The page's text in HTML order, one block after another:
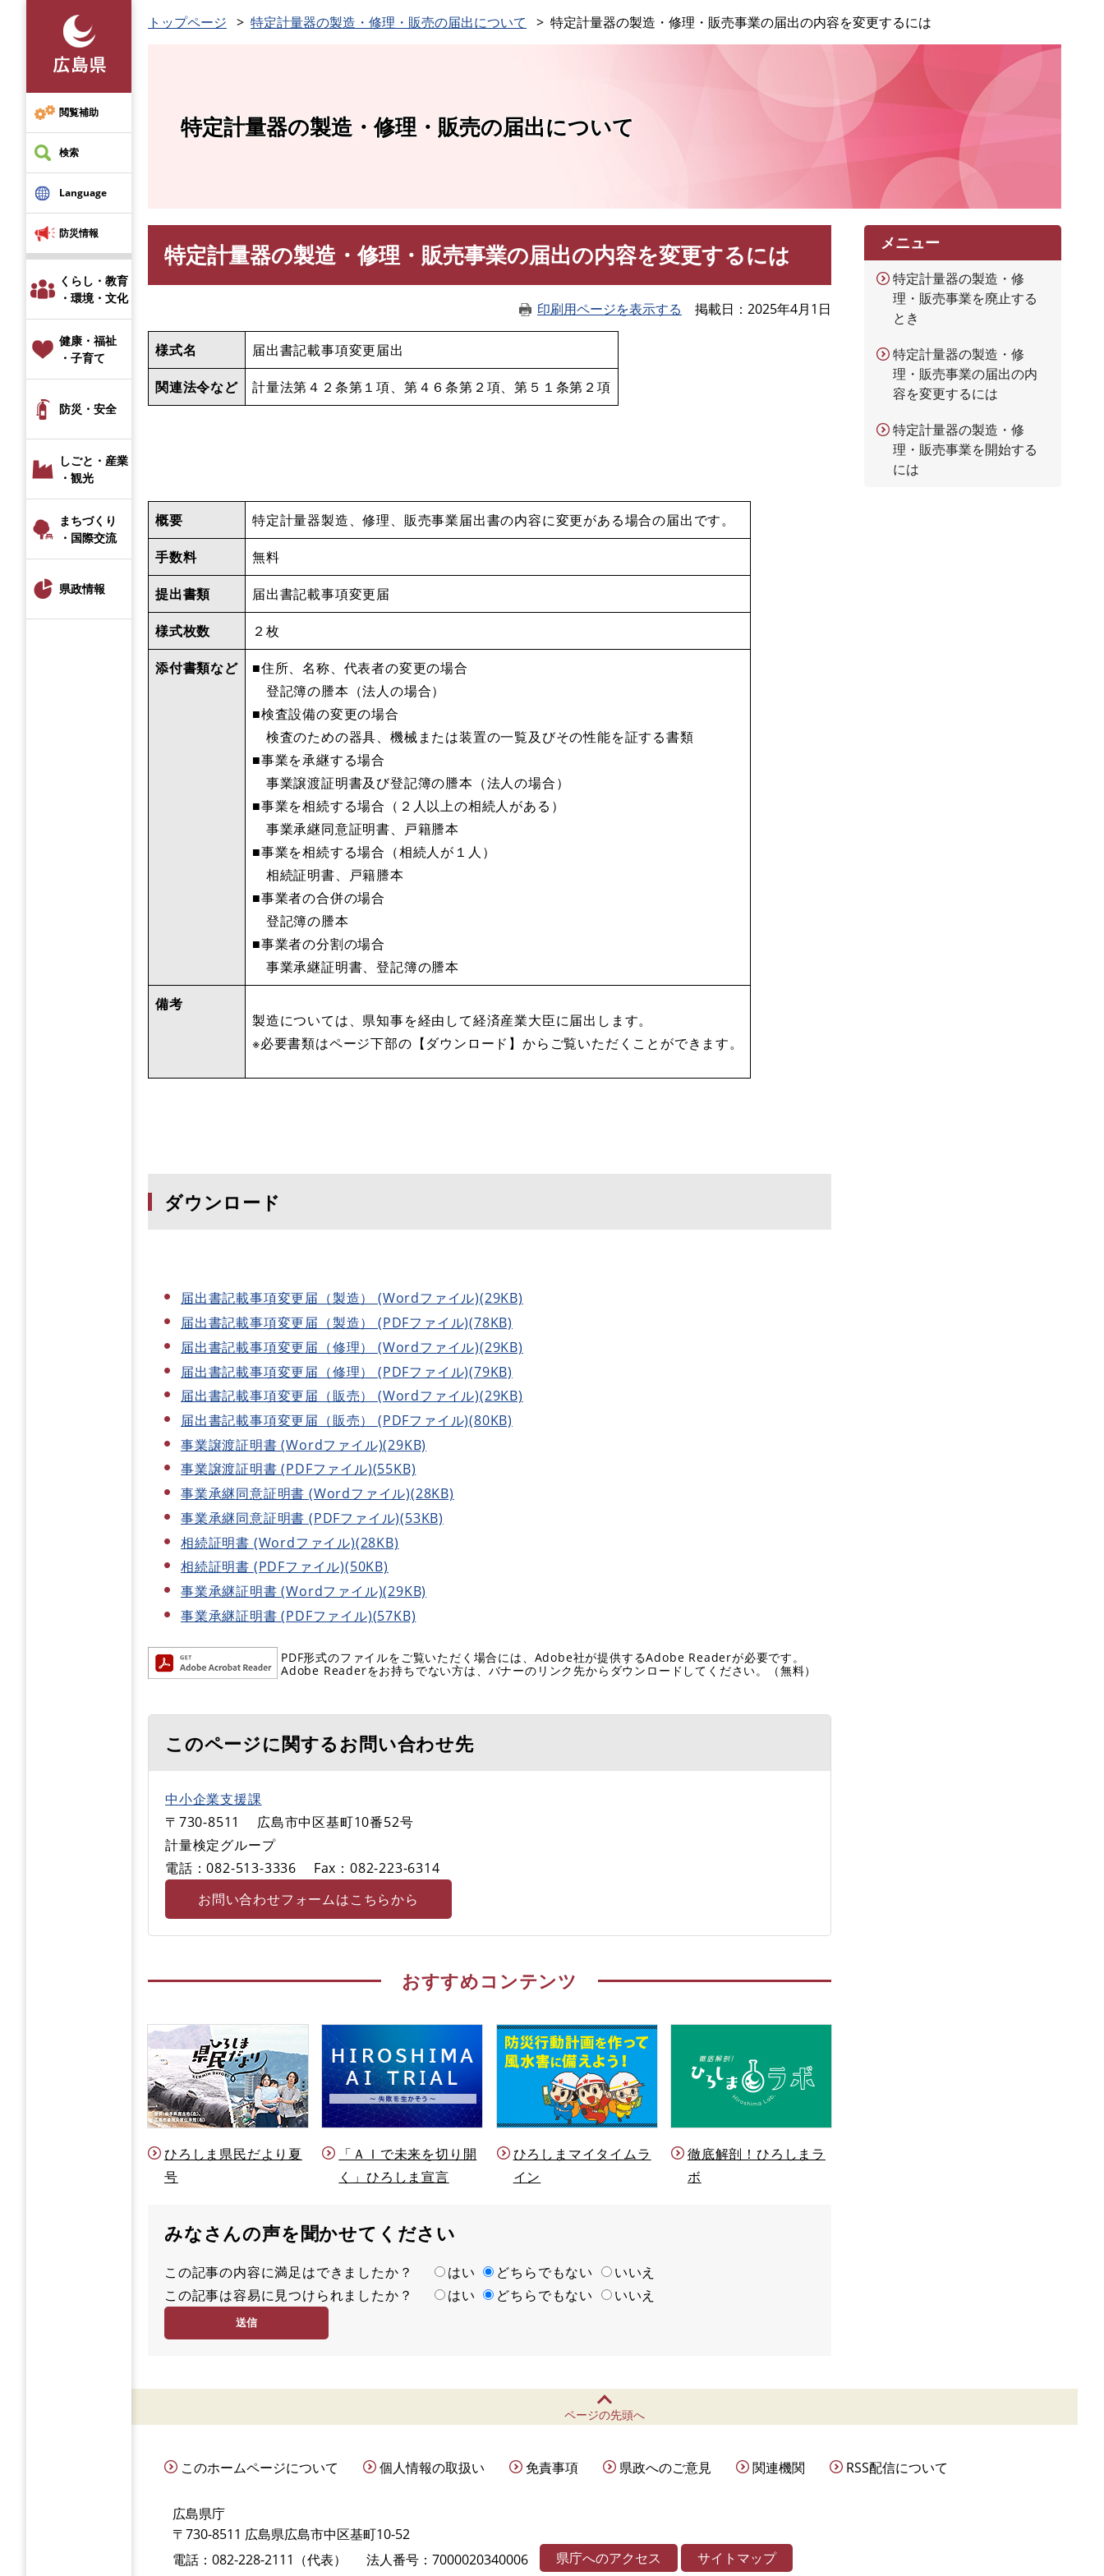
先
頭
で
す
閲覧補助
検索
Language
防災情報
くらし・教育
・環境・文化
健康・福祉
・子育て
防災・安全
しごと・産業
・観光
まちづくり
・国際交流
県政情報
トップページ 特定計量器の製造・修理・販売の届出について 特定計量器の製造・修理・販売事業の届出の内容を変更するには
特定計量器の製造・修理・販売の届出について
特定計量器の製造・修理・販売事業の届出の内容を変更するには
印刷用ページを表示する 掲載日 2025年4月1日
様式名 届出書記載事項変更届出
関連法令など 計量法第４２条第１項、第４６条第２項、第５１条第２項
概要 特定計量器製造、修理、販売事業届出書の内容に変更がある場合の届出です。
手数料 無料
提出書類 届出書記載事項変更届
様式枚数 ２枚
添付書類など
■住所、名称、代表者の変更の場合
登記簿の謄本（法人の場合）
■検査設備の変更の場合
検査のための器具、機械または装置の一覧及びその性能を証する書類
■事業を承継する場合
事業譲渡証明書及び登記簿の謄本（法人の場合）
■事業を相続する場合（２人以上の相続人がある）
事業承継同意証明書、戸籍謄本
■事業を相続する場合（相続人が１人）
相続証明書、戸籍謄本
■事業者の合併の場合
登記簿の謄本
■事業者の分割の場合
事業承継証明書、登記簿の謄本
備考
製造については、県知事を経由して経済産業大臣に届出します。
※必要書類はページ下部の【ダウンロード】からご覧いただくことができます。
ダウンロード
届出書記載事項変更届（製造） (Wordファイル)(29KB)
届出書記載事項変更届（製造） (PDFファイル)(78KB)
届出書記載事項変更届（修理） (Wordファイル)(29KB)
届出書記載事項変更届（修理） (PDFファイル)(79KB)
届出書記載事項変更届（販売） (Wordファイル)(29KB)
届出書記載事項変更届（販売） (PDFファイル)(80KB)
事業譲渡証明書 (Wordファイル)(29KB)
事業譲渡証明書 (PDFファイル)(55KB)
事業承継同意証明書 (Wordファイル)(28KB)
事業承継同意証明書 (PDFファイル)(53KB)
相続証明書 (Wordファイル)(28KB)
相続証明書 (PDFファイル)(50KB)
事業承継証明書 (Wordファイル)(29KB)
事業承継証明書 (PDFファイル)(57KB)
PDF形式のファイルをご覧いただく場合には、Adobe社が提供するAdobe Readerが必要です。
Adobe Readerをお持ちでない方は、バナーのリンク先からダウンロードしてください。（無料）
このページに関するお問い合わせ先
中小企業支援課
〒730-8511
広島市中区基町10番52号
計量検定グループ
電話：082-513-3336
Fax：082-223-6314
お問い合わせフォームはこちらから
おすすめコンテンツ
ひろしま県民だより夏
号
「ＡＩで未来を切り開
く」ひろしま宣言
ひろしまマイタイムラ
イン
徹底解剖！ひろしまラ
ボ
みなさんの声を聞かせてください
満
足
この記事の内容に満足はできましたか？ はい どちらでもない
いいえ
容
度
この記事は容易に見つけられましたか？ はい どちらでもない いいえ
メニュー
特定計量器の製造・修
理・販売事業を廃止する
とき
特定計量器の製造・修
理・販売事業の届出の内
容を変更するには
特定計量器の製造・修
理・販売事業を開始する
には
ページの先頭へ
このホームページについて 個人情報の取扱い 免責事項 県政へのご意見 関連機関 RSS配信について
広島県庁
〒730-8511 広島県広島市中区基町10-52
電話：082-228-2111（代表）
法人番号：7000020340006 県庁へのアクセス サイトマップ